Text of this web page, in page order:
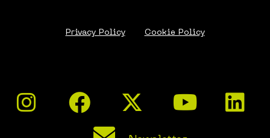
Privacy Policy Cookie Policy